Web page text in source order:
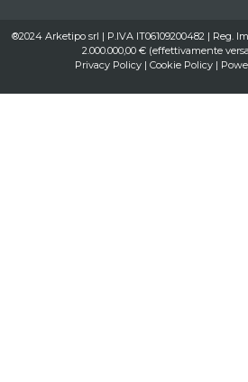
®2024 Arketipo srl | P.IVA IT06109200482 | Reg.
2.000.000,00 € (effettivamente
Privacy Policy| Cookie Policy|